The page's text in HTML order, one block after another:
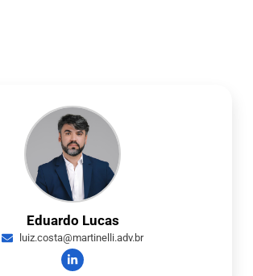
Eduardo Lucas
luiz.costa@martinelli.adv.br